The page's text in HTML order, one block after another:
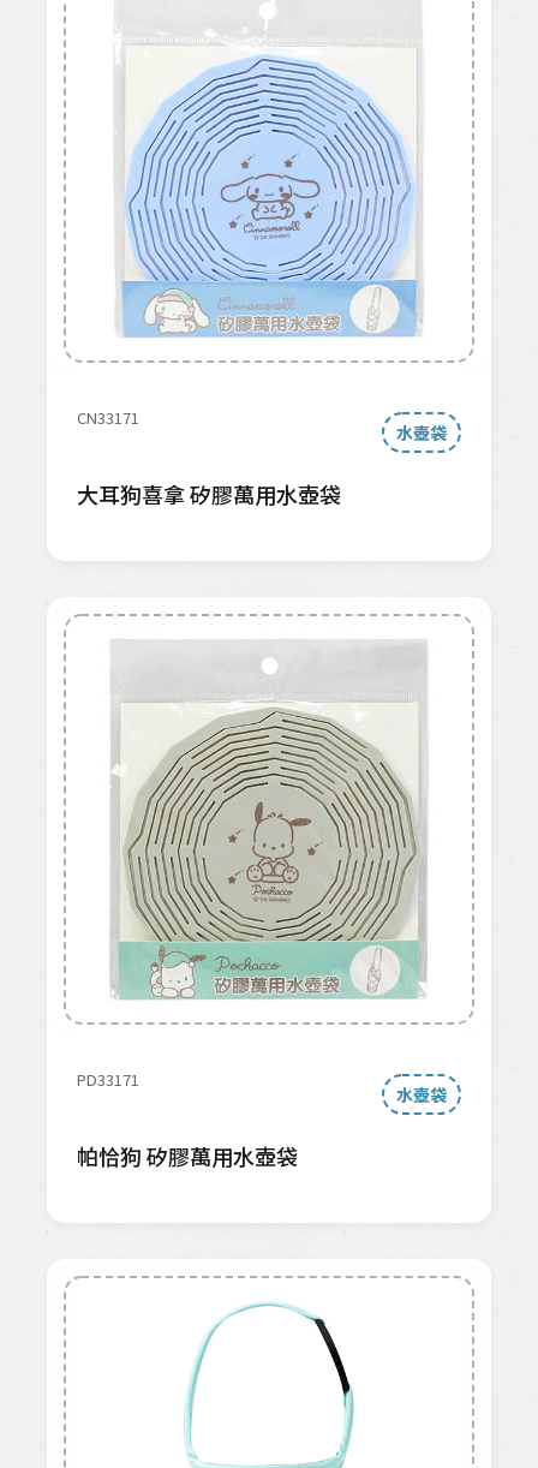
CN33171
水壺袋
大耳狗喜拿 矽膠萬用水壺袋
PD33171
水壺袋
帕恰狗 矽膠萬用水壺袋